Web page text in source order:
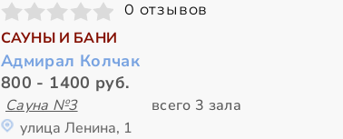
0 отзывов
САУНЫ И БАНИ
Адмирал Колчак
800 - 1400 руб.
Сауна №3
всего 3 зала
улица Ленина, 1